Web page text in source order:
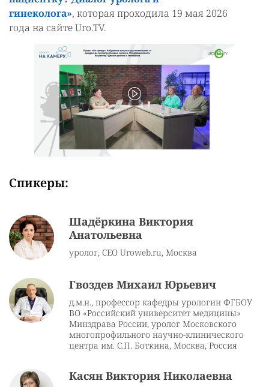
гинеколога», которая проходила 19 мая 2026
года на сайте Uro.TV.
Спикеры:
Шадёркина Виктория
Анатольевна
уролог, CEO Uroweb.ru, Москва
Гвоздев Михаил Юрьевич
д.м.н., профессор кафедры урологии ФГБОУ
ВО «Российский университет медицины»
Минздрава России, уролог Московского
многопрофильного научно-клинического
центра им. С.П. Боткина, Москва, Россия
Касян Виктория Николаевна